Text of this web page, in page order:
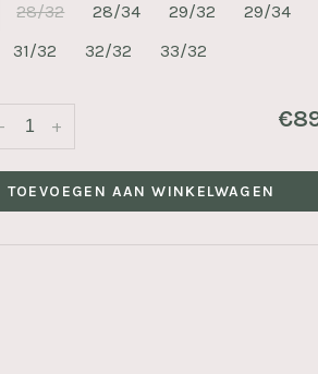
28/32 28/34 29/32
29/34
31/32 32/32 33/32
+
-
TOEVOEGEN AAN WINKELWAGEN